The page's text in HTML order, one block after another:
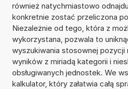
również natychmiastowo
konkretnie zostać przeliczona
Niezależnie od tego, która z
wykorzystana, pozwala to
wyszukiwania stosownej pozycji
wyników z miriadą kategorii i
obsługiwanych jednostek. We
kalkulator, który załatwia całą